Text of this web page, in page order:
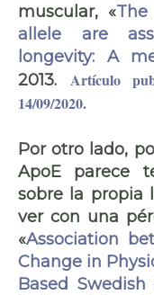
muscular, «The
allele are
longevity: A
2013. Artículo
14/09/2020.
Por otro lado,
ApoE parece
sobre la propia
ver con una
«Association
Change in
Based